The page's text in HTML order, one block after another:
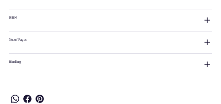
ISBN
No.of Pages
Binding